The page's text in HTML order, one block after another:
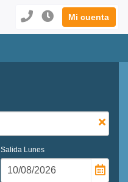
Mi cuenta
Salida Lunes